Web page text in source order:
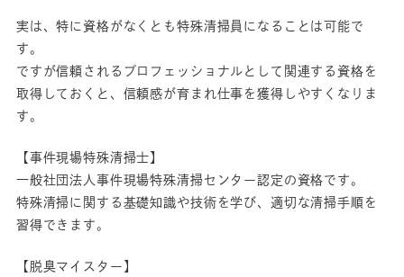
実は、特に資格がなくとも特殊清掃員になることは可能で
す。
ですが信頼されるプロフェッショナルとして関連する資格を
取得しておくと、信頼感が育まれ仕事を獲得しやすくなりま
す。
【事件現場特殊清掃士】
一般社団法人事件現場特殊清掃センター認定の資格です。
特殊清掃に関する基礎知識や技術を学び、適切な清掃手順を
習得できます。
【脱臭マイスター】